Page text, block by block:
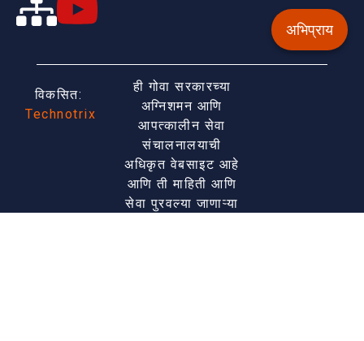
अभिप्राय
विकसित:
Technotrix
ही गोवा सरकारच्या
अग्निशमन आणि
आपत्कालीन सेवा
संचालनालयाची
अधिकृत वेबसाइट आहे
आणि ती माहिती आणि
सेवा पुरवल्या जाणाऱ्या